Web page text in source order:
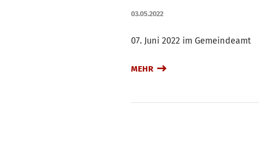
03.05.2022
07. Juni 2022 im Gemeindeamt
MEHR